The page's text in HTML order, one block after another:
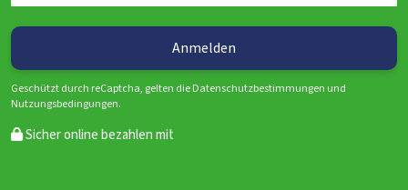
Geschützt durch reCaptcha, gelten die Datenschutzbestimmungen und
Nutzungsbedingungen.
Sicher online bezahlen mit